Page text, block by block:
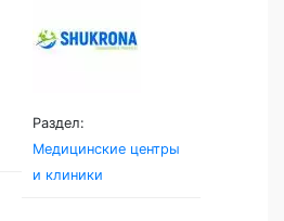
Раздел:
Медицинские центры
и клиники